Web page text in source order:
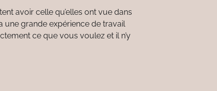
avoir celle qu’elles ont vue dans
une grande expérience de travail
ce que vous voulez et il n’y